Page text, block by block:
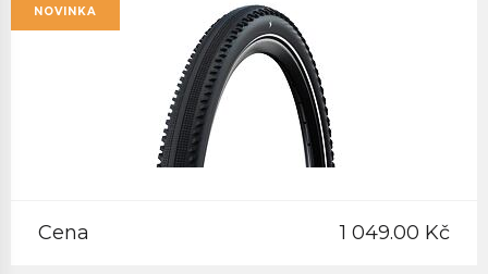
NOVINKA
Cena 1 049.00 Kč